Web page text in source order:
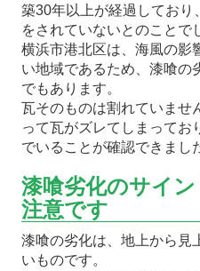
築30年以上が経過しており
をされていないとのことで
横浜市港北区は、海風の影
い地域であるため、漆喰の
でもあります。
瓦そのものは割れていませ
って瓦がズレてしまってお
でいることが確認できまし
漆喰劣化のサイ
注意です
漆喰の劣化は、地上から見
いものです。